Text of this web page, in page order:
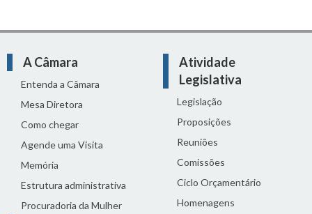
A Câmara
Entenda a Câmara
Mesa Diretora
Como chegar
Agende uma Visita
Memória
Estrutura administrativa
Procuradoria da Mulher
Atividade
Legislativa
Legislação
Proposições
Reuniões
Comissões
Ciclo Orçamentário
Homenagens